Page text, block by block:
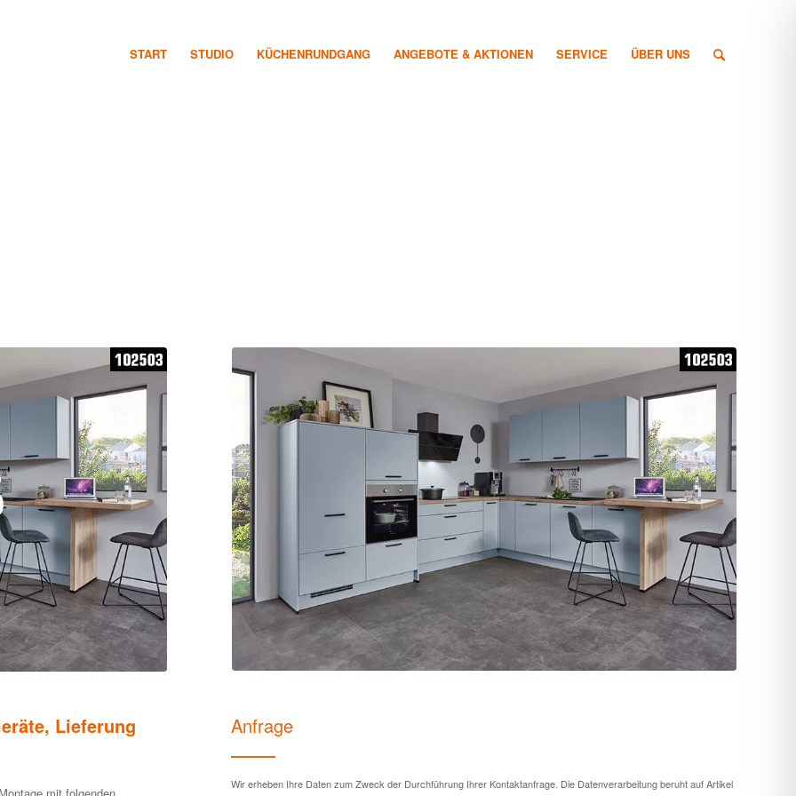
START STUDIO KÜCHENRUNDGANG ANGEBOTE & AKTIONEN SERVICE ÜBER UNS
Lieferung Anfrage
Wir erheben Ihre Daten zum Zweck der Durchführung Ihrer Kontaktanfrage. Die Datenverarbeitung beruht auf Artikel